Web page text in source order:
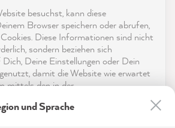
besuchst, kann diese
Browser speichern oder abrufen,
Diese Informationen sind nicht
sondern beziehen sich
Deine Einstellungen oder Dein
damit die Website wie erwartet
mittels den in der
Optimierung zu analysieren sowie
reviews-io
Kunde
Grün mit Salbei - Der Alles
und Sprache